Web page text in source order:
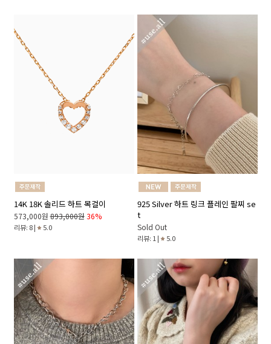
14K 18K 솔리드 하트 목걸이
573,000원 893,000원 36%
리뷰: 8 | 5.0
925 Silver 하트 링크 플레인 팔찌 se
t
Sold Out
리뷰: 1 | 5.0